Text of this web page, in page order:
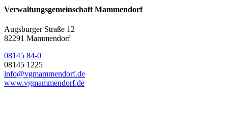
Verwaltungsgemeinschaft Mammendorf
Augsburger Straße 12
82291 Mammendorf
08145 84-0
08145 1225
info@vgmammendorf.de
www.vgmammendorf.de